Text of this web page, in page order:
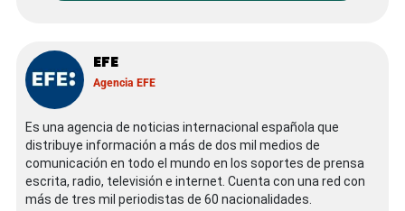
EFE
Agencia EFE
Es una agencia de noticias internacional española que
distribuye información a más de dos mil medios de
comunicación en todo el mundo en los soportes de prensa
escrita, radio, televisión e internet. Cuenta con una red con
más de tres mil periodistas de 60 nacionalidades.